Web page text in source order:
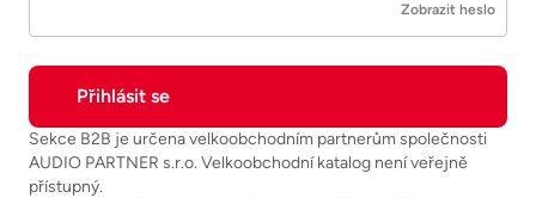
Zobrazit heslo
Sekce B2B je určena velkoobchodním partnerům společnosti
AUDIO PARTNER s.r.o. Velkoobchodní katalog není veřejně
přístupný.